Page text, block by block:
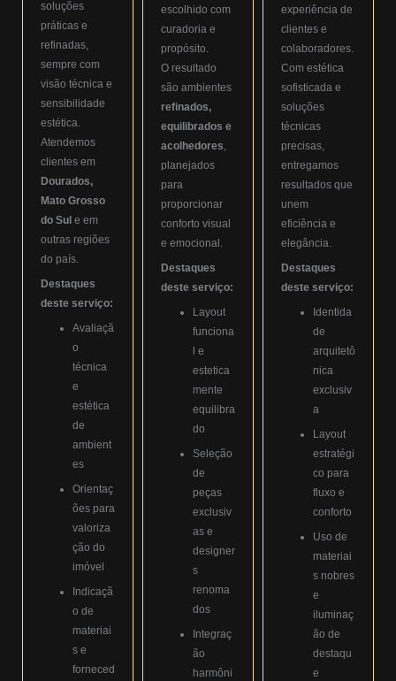
soluções
práticas e
refinadas,
sempre com
visão técnica e
sensibilidade
estética.
Atendemos
clientes em
Dourados,
Mato Grosso
do Sul e em
outras regiões
do país.
Destaques
deste serviço:
Avaliaçã
o
técnica
e
estética
de
ambient
es
Orientaç
ões para
valoriza
ção do
imóvel
Indicaçã
o de
materiai
s e
forneced
escolhido com
curadoria e
propósito.
O resultado
são ambientes
refinados,
equilibrados e
acolhedores
planejados
para
proporcionar
conforto visual
e emocional.
Destaques
deste serviço:
Layout
funciona
l e
estetica
mente
equilibra
do
Seleção
de
peças
exclusiv
as e
designer
s
renoma
dos
Integraç
ão
harmôni
experiência de
clientes e
colaboradores.
Com estética
sofisticada e
soluções
técnicas
precisas,
entregamos
resultados que
unem
eficiência e
elegância.
Destaques
deste serviço:
Identida
de
arquitetô
nica
exclusiv
a
Layout
estratégi
co para
fluxo e
conforto
Uso de
materiai
s nobres
e
iluminaç
ão de
destaqu
e